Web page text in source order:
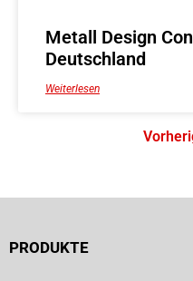
Metall Design
Deutschland
Weiterlesen
PRODUKTE